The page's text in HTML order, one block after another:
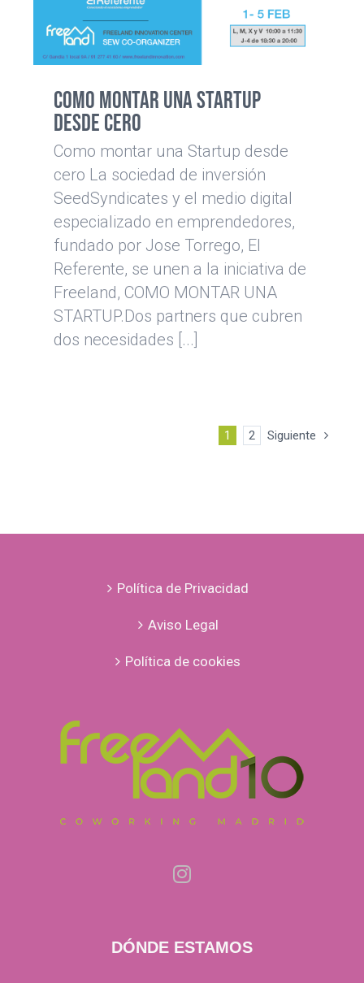
Como Montar una Startup
desde cero
Como montar una Startup desde
cero La sociedad de inversión
SeedSyndicates y el medio digital
especializado en emprendedores,
fundado por Jose Torrego, El
Referente, se unen a la iniciativa de
Freeland, COMO MONTAR UNA
STARTUP.Dos partners que cubren
dos necesidades [...]
1 2 Siguiente
Política de Privacidad
Aviso Legal
Política de cookies
DÓNDE ESTAMOS